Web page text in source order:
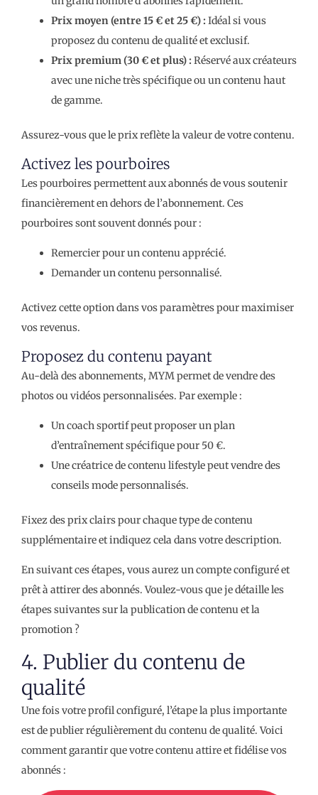
Prix moyen (entre 15 € et 25 €) : Idéal si vous
proposez du contenu de qualité et exclusif.
Prix premium (30 € et plus) : Réservé aux créateurs
avec une niche très spécifique ou un contenu haut
de gamme.
Assurez-vous que le prix reflète la valeur de votre contenu.
Activez les pourboires
Les pourboires permettent aux abonnés de vous soutenir
financièrement en dehors de l’abonnement. Ces
pourboires sont souvent donnés pour :
Remercier pour un contenu apprécié.
Demander un contenu personnalisé.
Activez cette option dans vos paramètres pour maximiser
vos revenus.
Proposez du contenu payant
Au-delà des abonnements, MYM permet de vendre des
photos ou vidéos personnalisées. Par exemple :
Un coach sportif peut proposer un plan
d’entraînement spécifique pour 50 €.
Une créatrice de contenu lifestyle peut vendre des
conseils mode personnalisés.
Fixez des prix clairs pour chaque type de contenu
supplémentaire et indiquez cela dans votre description.
En suivant ces étapes, vous aurez un compte configuré et
prêt à attirer des abonnés. Voulez-vous que je détaille les
étapes suivantes sur la publication de contenu et la
promotion ?
4. Publier du contenu de
qualité
Une fois votre profil configuré, l’étape la plus importante
est de publier régulièrement du contenu de qualité. Voici
comment garantir que votre contenu attire et fidélise vos
abonnés :